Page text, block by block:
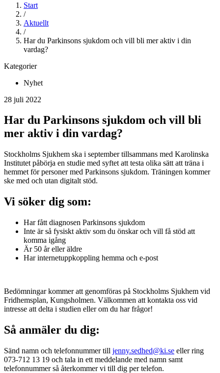
Start
/
Aktuellt
/
Har du Parkinsons sjukdom och vill bli mer aktiv i din
vardag?
Kategorier
Nyhet
28 juli 2022
Har du Parkinsons sjukdom och vill bli
mer aktiv i din vardag?
Stockholms Sjukhem ska i september tillsammans med Karolinska
Institutet påbörja en studie med syftet att testa olika sätt att träna i
hemmet för personer med Parkinsons sjukdom. Träningen kommer
ske med och utan digitalt stöd.
Vi söker dig som:
Har fått diagnosen Parkinsons sjukdom
Inte är så fysiskt aktiv som du önskar och vill få stöd att
komma igång
Är 50 år eller äldre
Har internetuppkoppling hemma och e-post
Bedömningar kommer att genomföras på Stockholms Sjukhem vid
Fridhemsplan, Kungsholmen. Välkommen att kontakta oss vid
intresse att delta i studien eller om du har frågor!
Så anmäler du dig:
Sänd namn och telefonnummer till jenny.sedhed@ki.se eller ring
073-712 13 19 och tala in ett meddelande med namn samt
telefonnummer så återkommer vi till dig per telefon.